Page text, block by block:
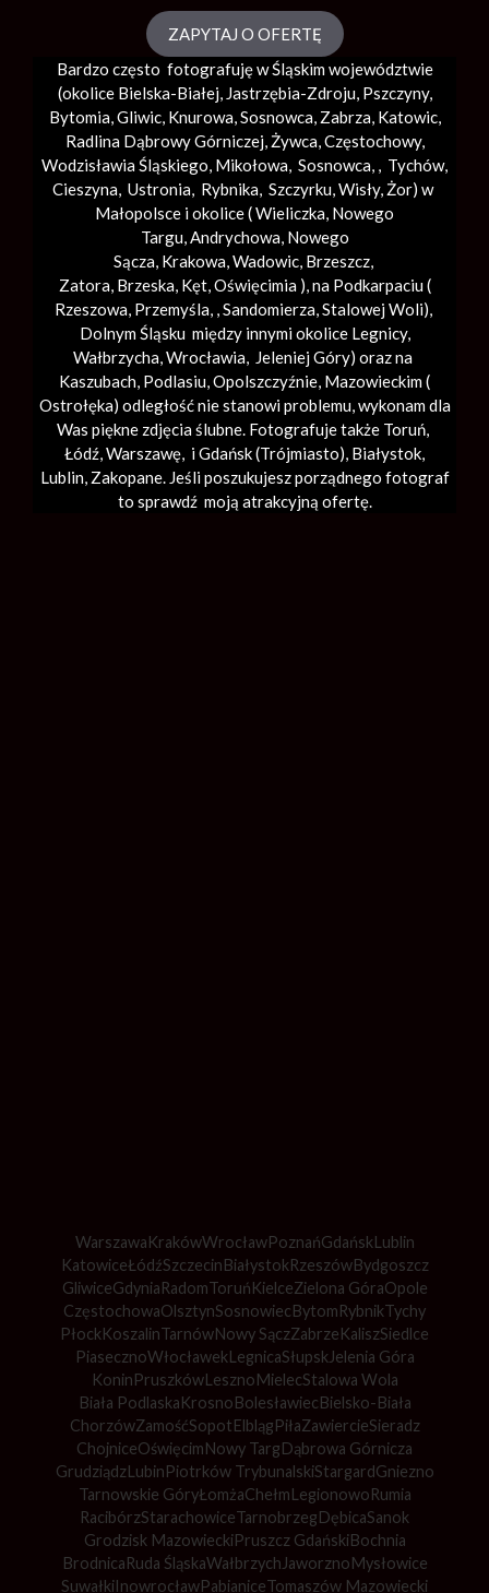
ZAPYTAJ O OFERTĘ
Bardzo często fotografuję w Śląskim województwie
(okolice Bielska-Białej, Jastrzębia-Zdroju, Pszczyny,
Bytomia, Gliwic, Knurowa, Sosnowca, Zabrza, Katowic,
Radlina Dąbrowy Górniczej, Żywca, Częstochowy,
Wodzisławia Śląskiego, Mikołowa, Sosnowca, , Tychów,
Cieszyna, Ustronia, Rybnika, Szczyrku, Wisły, Żor) w
Małopolsce i okolice (Wieliczka, Nowego
Targu,Andrychowa, Nowego
Sącza, Krakowa,Wadowic, Brzeszcz,
Zatora, Brzeska, Kęt,Oświęcimia), na Podkarpaciu (
Rzeszowa, Przemyśla, ,Sandomierza,Stalowej Woli),
Dolnym Śląsku między innymi okolice Legnicy,
Wałbrzycha,Wrocławia, Jeleniej Góry) oraz na
Kaszubach, Podlasiu, Opolszczyźnie, Mazowieckim (
Ostrołęka) odległość nie stanowi problemu, wykonam dla
Was piękne zdjęcia ślubne. Fotografuje także Toruń,
Łódź,Warszawę, i Gdańsk (Trójmiasto), Białystok,
Lublin, Zakopane. Jeśli poszukujesz porządnego fotograf
to sprawdź moją atrakcyjną ofertę.
WarszawaKrakówWrocławPoznańGdańskLublin
KatowiceŁódźSzczecinBiałystokRzeszówBydgoszcz
GliwiceGdyniaRadomToruńKielceZielona GóraOpole
CzęstochowaOlsztynSosnowiecBytomRybnikTychy
PłockKoszalinTarnówNowy SączZabrzeKaliszSiedlce
PiasecznoWłocławekLegnicaSłupsk Jelenia Góra
KoninPruszkówLesznoMielecStalowa Wola
Biała PodlaskaKrosnoBolesławiecBielsko-Biała
ChorzówZamośćSopotElblągPiłaZawiercieSieradz
ChojniceOświęcimNowy TargDąbrowa Górnicza
GrudziądzLubinPiotrków TrybunalskiStargardGniezno
Tarnowskie GóryŁomżaChełmLegionowoRumia
RacibórzStarachowiceTarnobrzegDębicaSanok
Grodzisk MazowieckiPruszcz GdańskiBochnia
BrodnicaRuda ŚląskaWałbrzych JaworznoMysłowice
SuwałkiInowrocławPabianiceTomaszów Mazowiecki